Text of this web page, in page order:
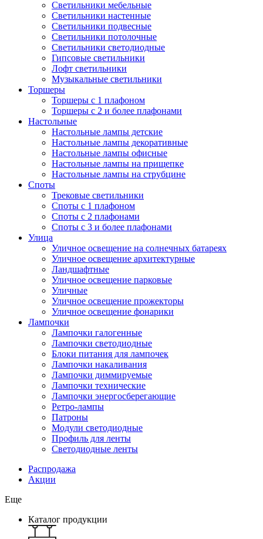
Светильники мебельные
Светильники настенные
Светильники подвесные
Светильники потолочные
Светильники светодиодные
Гипсовые светильники
Лофт светильники
Музыкальные светильники
Торшеры
Торшеры с 1 плафоном
Торшеры с 2 и более плафонами
Настольные
Настольные лампы детские
Настольные лампы декоративные
Настольные лампы офисные
Настольные лампы на прищепке
Настольные лампы на струбцине
Споты
Трековые светильники
Споты с 1 плафоном
Споты с 2 плафонами
Споты с 3 и более плафонами
Улица
Уличное освещение на солнечных батареях
Уличное освещение архитектурные
Ландшафтные
Уличное освещение парковые
Уличные
Уличное освещение прожекторы
Уличное освещение фонарики
Лампочки
Лампочки галогенные
Лампочки светодиодные
Блоки питания для лампочек
Лампочки накаливания
Лампочки диммируемые
Лампочки технические
Лампочки энергосберегающие
Ретро-лампы
Патроны
Модули светодиодные
Профиль для ленты
Светодиодные ленты
Распродажа
Акции
Еще
Каталог продукции